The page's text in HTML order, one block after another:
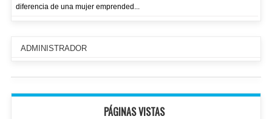
diferencia de una mujer emprended...
ADMINISTRADOR
PÁGINAS VISTAS